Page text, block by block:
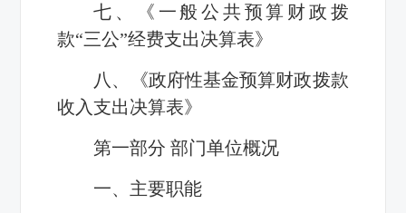
七、《一般公共预算财政拨
款“三公”经费支出决算表》
八、《政府性基金预算财政拨款
收入支出决算表》
第一部分 部门单位概况
一、主要职能